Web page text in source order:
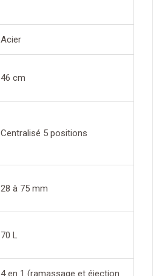
Acier
46 cm
Centralisé 5 positions
28 à 75 mm
70 L
4 en 1 (ramassage et éjection